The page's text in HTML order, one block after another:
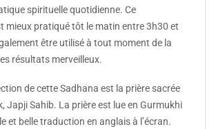
spirituelle quotidienne. Ce
mieux pratiqué tôt le matin entre 3h30 et
être utilisé à tout moment de la
résultats merveilleux.
de cette Sadhana est la prière sacrée
Japji Sahib. La prière est lue en Gurmukhi
et belle traduction en anglais à l’écran.